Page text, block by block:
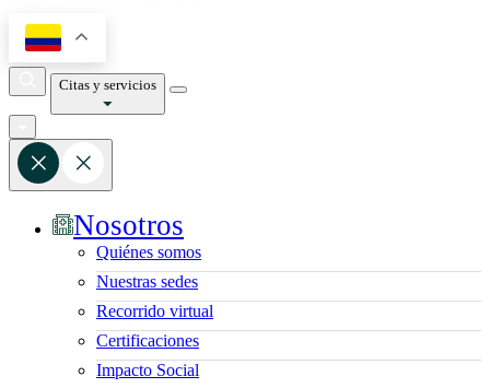
Citas y servicios
Nosotros
Quiénes somos
Nuestras sedes
Recorrido virtual
Certificaciones
Impacto Social